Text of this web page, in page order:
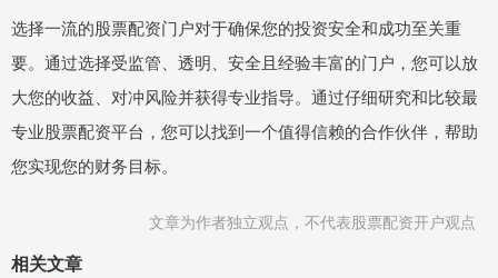
选择一流的股票配资门户对于确保您的投资安全和成功至关重
要。通过选择受监管、透明、安全且经验丰富的门户，您可以放
大您的收益、对冲风险并获得专业指导。通过仔细研究和比较最
专业股票配资平台，您可以找到一个值得信赖的合作伙伴，帮助
您实现您的财务目标。
文章为作者独立观点，不代表股票配资开户观点
相关文章